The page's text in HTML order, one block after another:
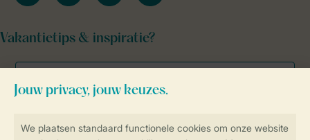
Vakantietips & inspiratie?